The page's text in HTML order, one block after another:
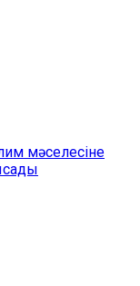
мәселесіне